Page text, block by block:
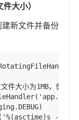
大小）
新文件并备份
大小为1MB，保留3
-